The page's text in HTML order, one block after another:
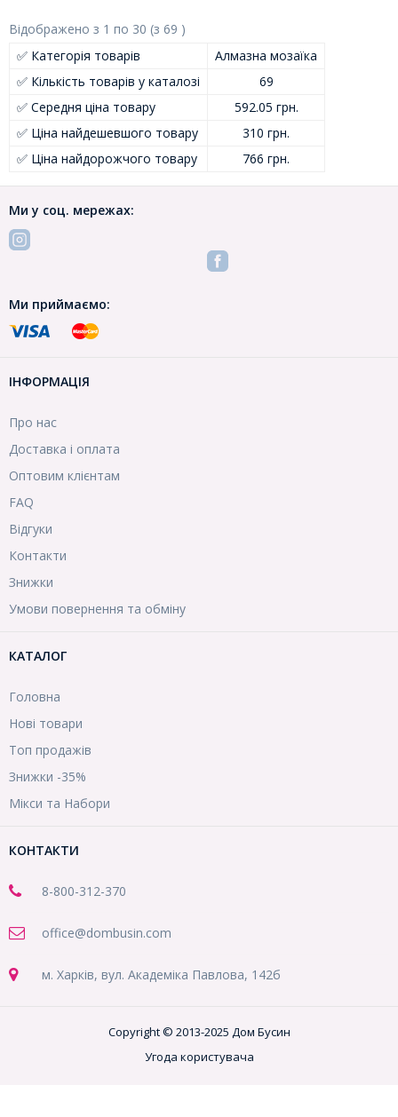
Відображено з 1 по 30 (з 69 )
✅ Категорія товарів
Алмазна мозаїка
✅ Кількість товарів у каталозі
69
✅ Середня ціна товару
592.05 грн.
✅ Ціна найдешевшого товару
310 грн.
✅ Ціна найдорожчого товару
766 грн.
Ми у соц. мережах:
Ми приймаємо:
ІНФОРМАЦІЯ
Про нас
Доставка і оплата
Оптовим клієнтам
FAQ
Відгуки
Контакти
Знижки
Умови повернення та обміну
КАТАЛОГ
Головна
Нові товари
Топ продажів
Знижки -35%
Мікси та Набори
КОНТАКТИ
8-800-312-370
office@dombusin.com
м. Харків, вул. Академіка Павлова, 142б
Copyright © 2013-2025 Дом Бусин
Угода користувача